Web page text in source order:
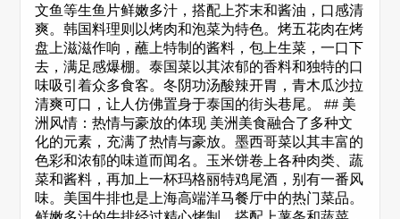
文鱼等生鱼片鲜嫩多汁，搭配上芥末和酱油，口感清
爽。韩国料理则以烤肉和泡菜为特色。烤五花肉在烤
盘上滋滋作响，蘸上特制的酱料，包上生菜，一口下
去，满足感爆棚。泰国菜以其浓郁的香料和独特的口
味吸引着众多食客。冬阴功汤酸辣开胃，青木瓜沙拉
清爽可口，让人仿佛置身于泰国的街头巷尾。 ## 美
洲风情：热情与豪放的体现 美洲美食融合了多种文
化的元素，充满了热情与豪放。墨西哥菜以其丰富的
色彩和浓郁的味道而闻名。玉米饼卷上各种肉类、蔬
菜和酱料，再加上一杯玛格丽特鸡尾酒，别有一番风
味。美国牛排也是上海高端洋马餐厅中的热门菜品。